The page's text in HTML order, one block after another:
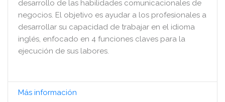
desarrollo de las habilidades comunicacionales de
negocios. El objetivo es ayudar a los profesionales a
desarrollar su capacidad de trabajar en el idioma
inglés, enfocado en 4 funciones claves para la
ejecución de sus labores.
Más información